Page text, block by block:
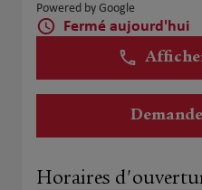
Powered by Google
Fermé aujourd'hui
Horaires